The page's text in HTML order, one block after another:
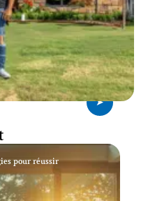
pour réussir